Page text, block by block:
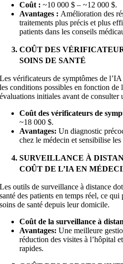
Coût : ~10 000 $ – ~12000 $.
Avantages : Amélioration des
traitements plus précis et plus
patients dans les conseils
COÛT DES
SOINS DE SANTÉ
Les vérificateurs de symptômes de
les conditions possibles en fonction de
évaluations initiales avant de consulter
Coût des vérificateurs de
~18 000$.
Avantages:Un diagnostic
chez le médecin et sensibilise
SURVEILLANCE À
COÛT DE L’IA EN
Les outils de surveillance à distance
santé des patients en temps réel, ce
soins de santé depuis leur domicile.
Coût de la surveillance à
Avantages:Une meilleure
réduction des visites à l’hôpital
rapides.